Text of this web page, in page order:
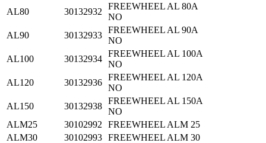
AL80
30132932
FREEWHEEL AL 80A
NO
AL90
30132933
FREEWHEEL AL 90A
NO
AL100
30132934
FREEWHEEL AL 100A
NO
AL120
30132936
FREEWHEEL AL 120A
NO
AL150
30132938
FREEWHEEL AL 150A
NO
ALM25
30102992
FREEWHEEL ALM 25
ALM30
30102993 FREEWHEEL ALM 30